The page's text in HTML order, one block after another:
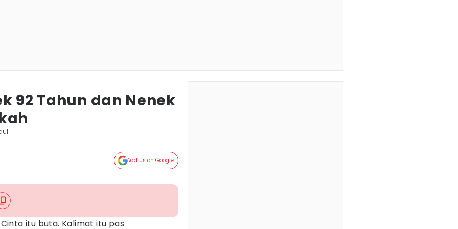
92 Tahun dan Nenek
Add Us on Google
Cinta itu buta. Kalimat itu pas